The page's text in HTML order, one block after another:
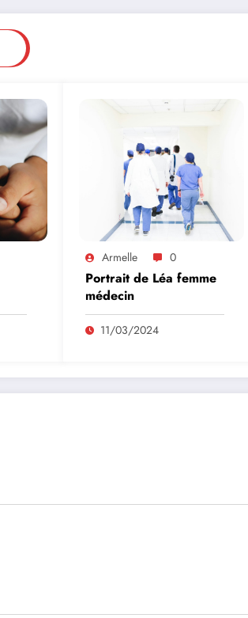
Armelle 0
Portrait de Léa femme
médecin
11/03/2024